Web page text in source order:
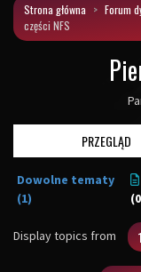
Strona główna Forum
części NFS
PRZEGLĄD
Dowolne tematy
(1)
Display topics from